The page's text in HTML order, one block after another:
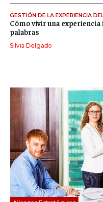
GESTIÓN DE LA EXPERIENCIA
Cómo vivir una
palabras
Silvia Delgado